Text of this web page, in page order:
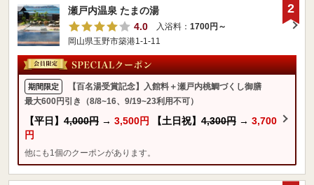
瀬戸内温泉 たまの湯
4.0
入浴料： 1700円～
岡山県玉野市築港1-1-11
期間限定
【百名湯受賞記念】入館料＋瀬戸内桃鯛づくし御膳
最大600円引き（8/8~16、9/19~23利用不可）
【平日】 4,000円 → 3,500円 【土日祝】 4,300円 → 3,700
円
他にも1個のクーポンがあります。
2